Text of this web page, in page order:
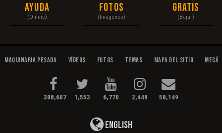
Ayuda
(Online)
Fotos
(Imágenes)
Gratis
(Bajar)
Maquinaria Pesada Vídeos Fotos Temas Mapa del Sitio
308,607 1,553 6,770 2,449 58,149
English